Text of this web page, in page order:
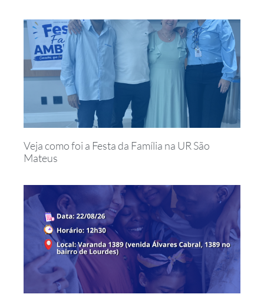
Veja como foi a Festa da Família na UR São
Mateus